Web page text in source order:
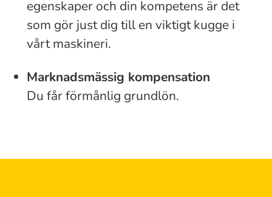
egenskaper och din kompetens är det
som gör just dig till en viktigt kugge i
vårt maskineri.
Marknadsmässig kompensation
Du får förmånlig grundlön.